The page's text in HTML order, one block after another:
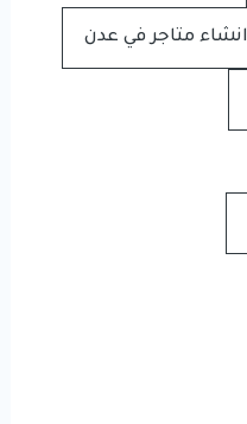
انشاء متاجر في عدن